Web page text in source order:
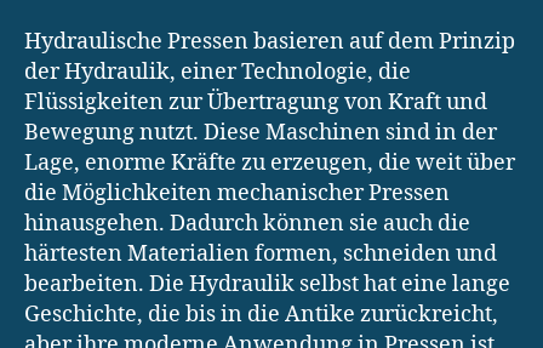
Hydraulische Pressen basieren auf dem Prinzip
der Hydraulik, einer Technologie, die
Flüssigkeiten zur Übertragung von Kraft und
Bewegung nutzt. Diese Maschinen sind in der
Lage, enorme Kräfte zu erzeugen, die weit über
die Möglichkeiten mechanischer Pressen
hinausgehen. Dadurch können sie auch die
härtesten Materialien formen, schneiden und
bearbeiten. Die Hydraulik selbst hat eine lange
Geschichte, die bis in die Antike zurückreicht,